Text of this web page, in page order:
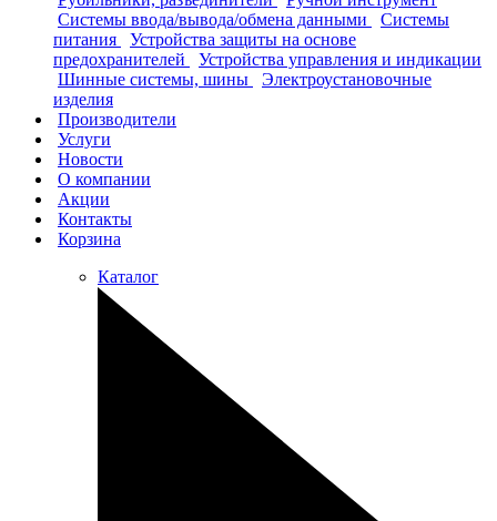
Системы ввода/вывода/обмена данными
Системы
питания
Устройства защиты на основе
предохранителей
Устройства управления и индикации
Шинные системы, шины
Электроустановочные
изделия
Производители
Услуги
Новости
О компании
Акции
Контакты
Корзина
Каталог